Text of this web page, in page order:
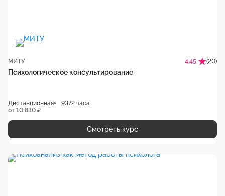
МИТУ 4.45 (20)
Психологическое консультирование
Дистанционная
9372 часа
от 10 830 ₽
Смотреть курс